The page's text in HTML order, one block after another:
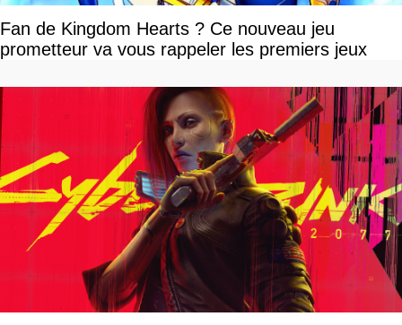
Fan de Kingdom Hearts ? Ce nouveau jeu
prometteur va vous rappeler les premiers jeux